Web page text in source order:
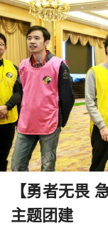
【勇者无畏
主题团建